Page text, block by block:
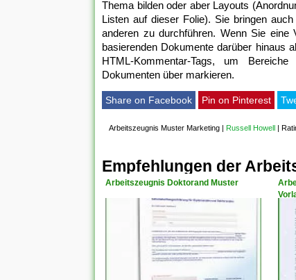
Thema bilden oder aber Layouts
Listen auf dieser Folie). Sie bringen
anderen zu durchführen. Wenn Sie eine
basierenden Dokumente darüber hinaus
HTML-Kommentar-Tags, um
Dokumenten über markieren.
Share on Facebook Pin on Pinterest
Arbeitszeugnis Muster Marketing | Russell Howell |
Empfehlungen der
Arbeitszeugnis Doktorand Muster